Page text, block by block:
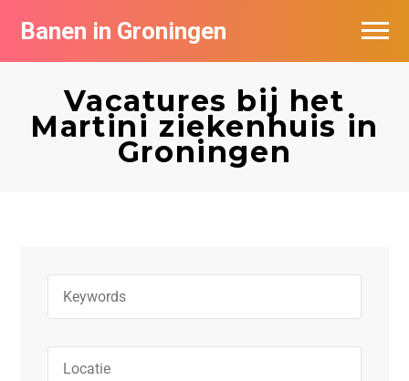
Banen in Groningen
Vacatures bij het
Martini ziekenhuis in
Groningen
Vacatures per bedrijf
De populairste vacatures in Groningen
Nieuwsbrief feed